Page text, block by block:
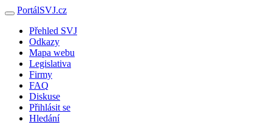
PortálSVJ.cz
Přehled SVJ
Odkazy
Mapa webu
Legislativa
Firmy
FAQ
Diskuse
Přihlásit se
Hledání